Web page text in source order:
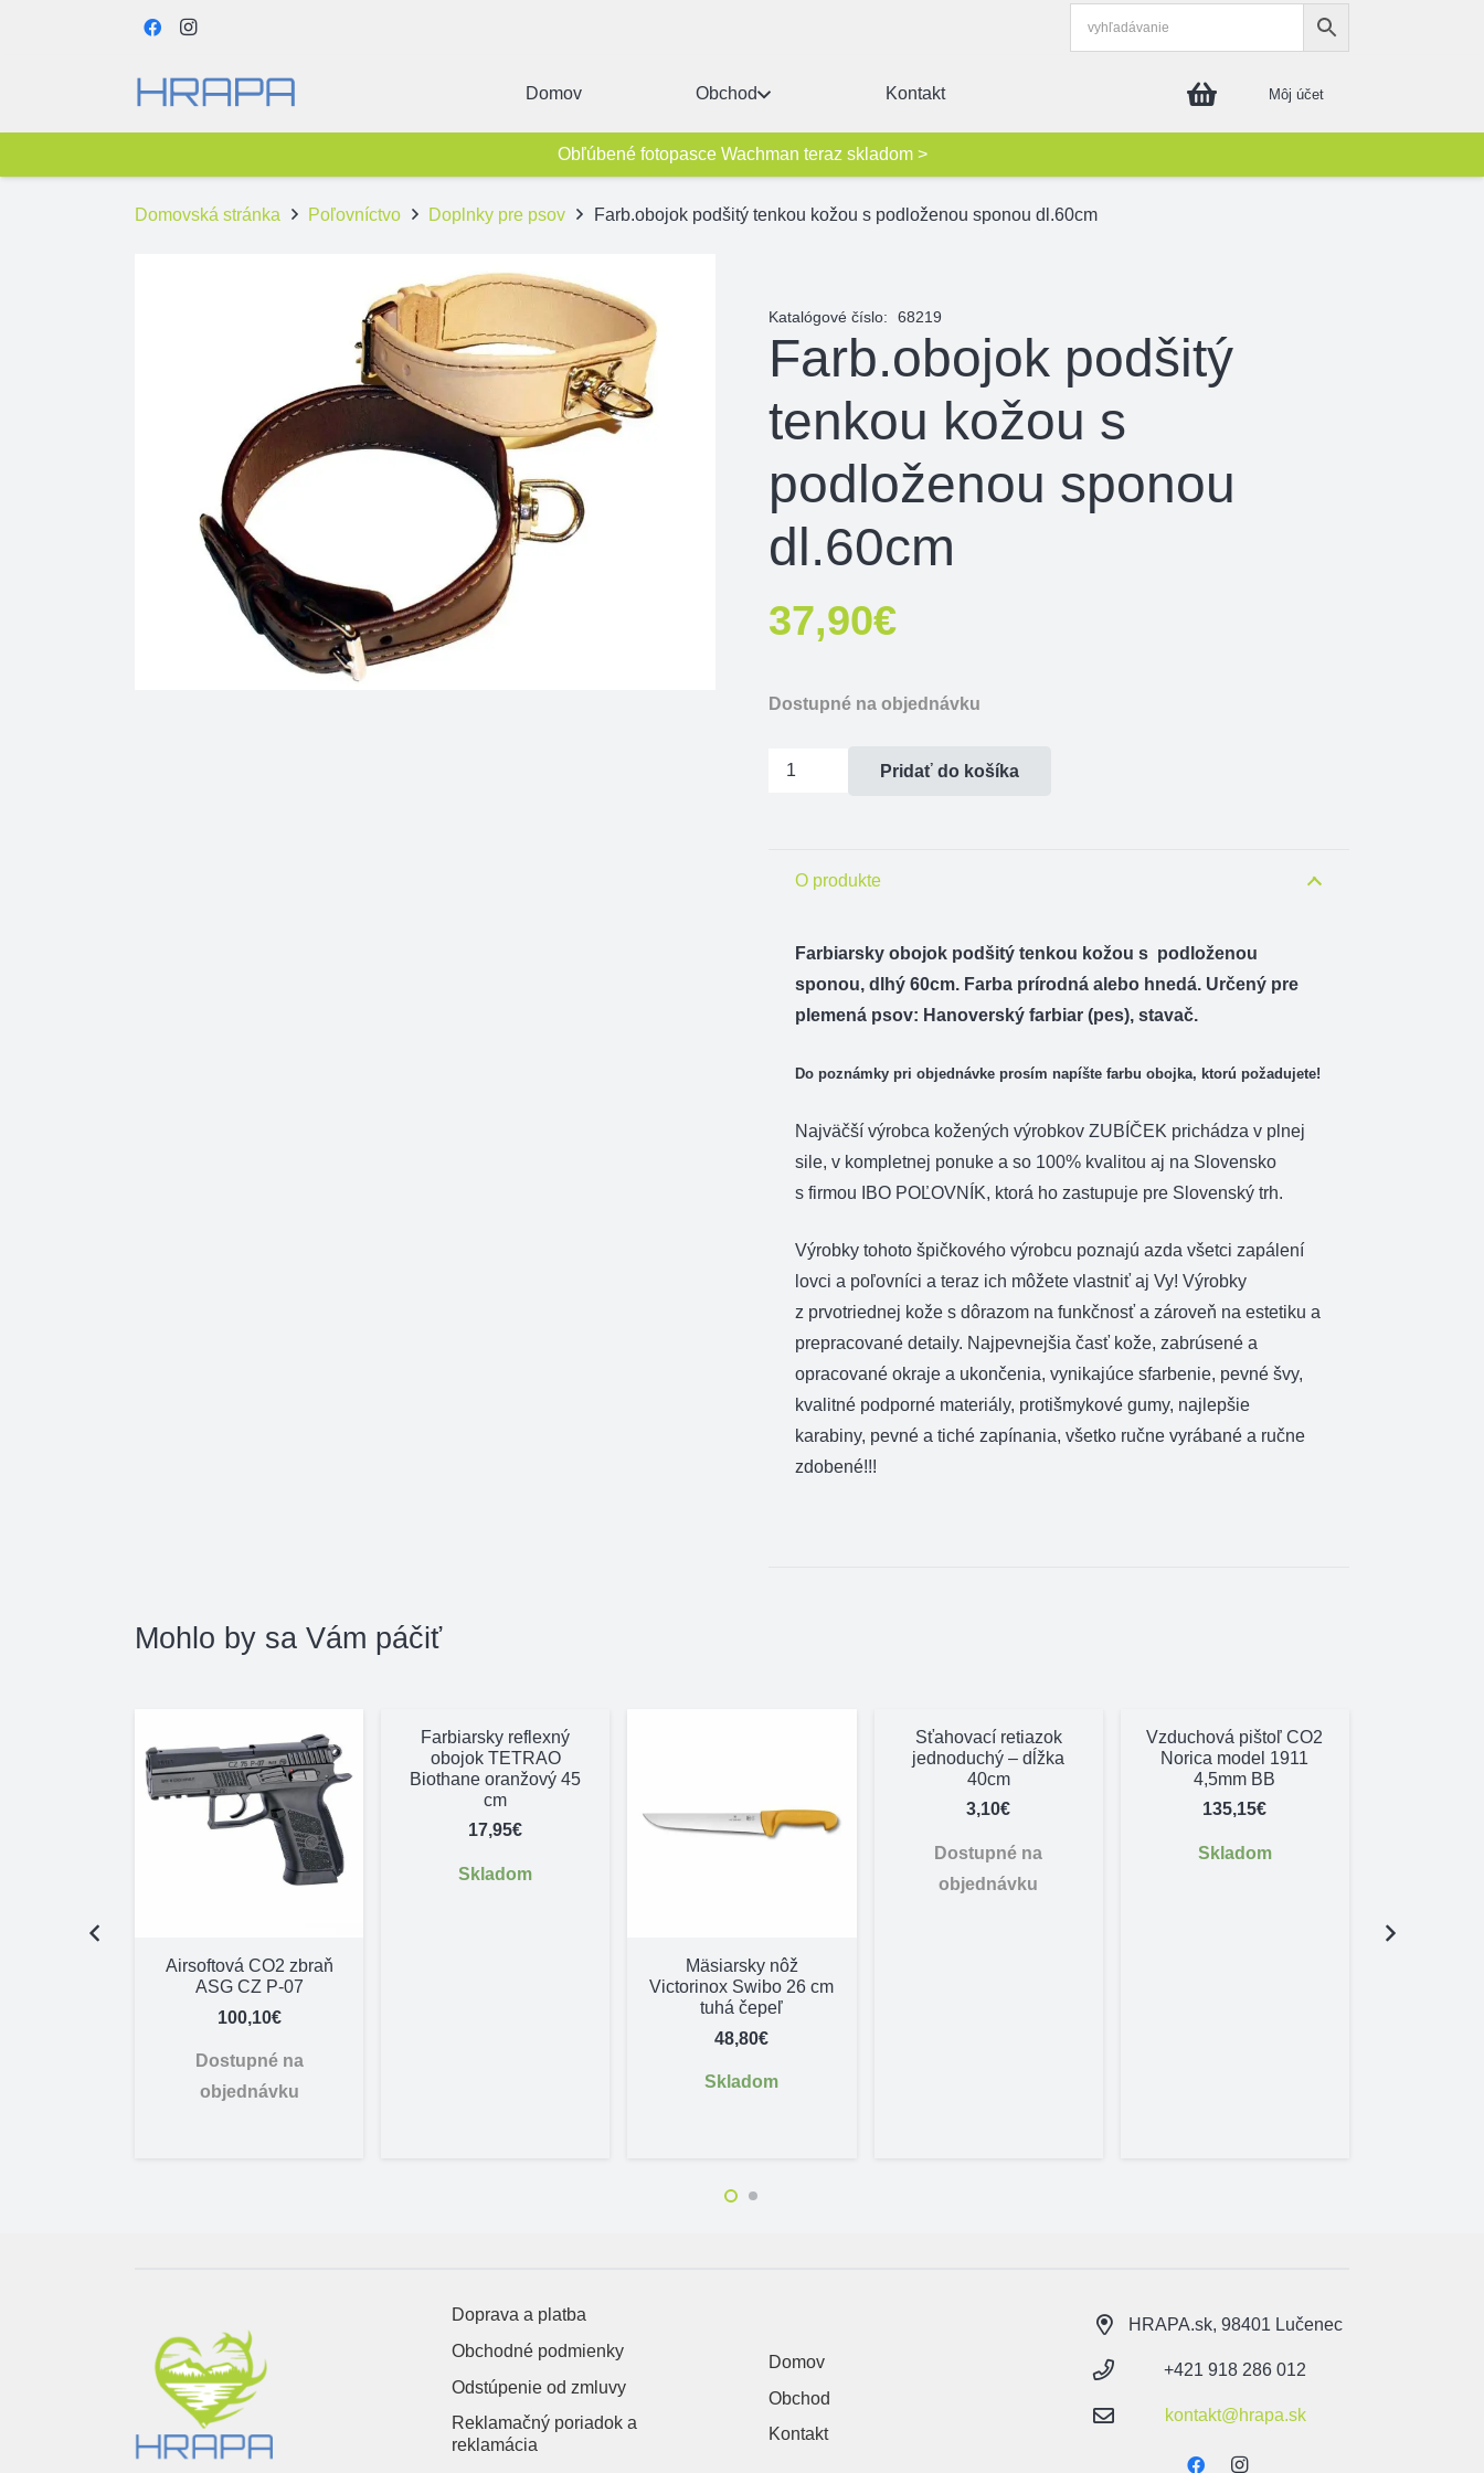
Domov Obchod Kontakt Môj účet
Obľúbené fotopasce Wachman teraz skladom >
Domovská stránka Poľovníctvo Doplnky pre psov Farb.obojok podšitý tenkou kožou s podloženou sponou dl.60cm
Katalógové číslo: 68219
Farb.obojok podšitý
tenkou kožou s
podloženou sponou
dl.60cm
37,90€
Dostupné na objednávku
množstvo
kožou
podloženou
sponou
dl.60cm
Pridať do košíka
O produkte
Farbiarsky obojok podšitý tenkou kožou s podloženou
sponou, dlhý 60cm. Farba prírodná alebo hnedá. Určený pre
plemená psov: Hanoverský farbiar (pes), stavač.
Do poznámky pri objednávke prosím napíšte farbu obojka, ktorú požadujete!
Najväčší výrobca kožených výrobkov ZUBÍČEK prichádza v plnej
sile, v kompletnej ponuke a so 100% kvalitou aj na Slovensko
s firmou IBO POĽOVNÍK, ktorá ho zastupuje pre Slovenský trh.
Výrobky tohoto špičkového výrobcu poznajú azda všetci zapálení
lovci a poľovníci a teraz ich môžete vlastniť aj Vy! Výrobky
z prvotriednej kože s dôrazom na funkčnosť a zároveň na estetiku a
prepracované detaily. Najpevnejšia časť kože, zabrúsené a
opracované okraje a ukončenia, vynikajúce sfarbenie, pevné švy,
kvalitné podporné materiály, protišmykové gumy, najlepšie
karabiny, pevné a tiché zapínania, všetko ručne vyrábané a ručne
zdobené!!!
Mohlo by sa Vám páčiť
Airsoftová CO2 zbraň
ASG CZ P-07
100,10€
Dostupné na
objednávku
Farbiarsky reflexný
obojok TETRAO
Biothane oranžový 45
cm
17,95€
Skladom
Mäsiarsky nôž
Victorinox Swibo 26 cm
tuhá čepeľ
48,80€
Skladom
Sťahovací retiazok
jednoduchý – dĺžka
40cm
3,10€
Dostupné na
objednávku
Vzduchová pištoľ CO2
Norica model 1911
4,5mm BB
135,15€
Skladom
Doprava a platba
Obchodné podmienky
Odstúpenie od zmluvy
Reklamačný poriadok a
reklamácia
Domov
Obchod
Kontakt
HRAPA.sk, 98401 Lučenec
+421 918 286 012
kontakt@hrapa.sk